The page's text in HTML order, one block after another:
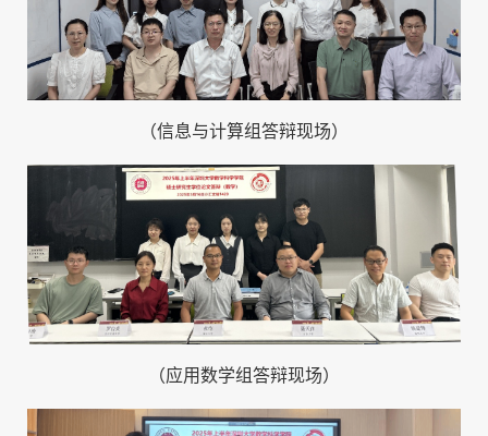
（信息与计算组答辩现场）
（应用数学组答辩现场）